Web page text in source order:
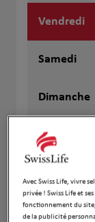
Vendredi
Samedi
Dimanche
Avec Swiss Life, vivre
privée ! Swiss Life et
fonctionnement du
de la publicité